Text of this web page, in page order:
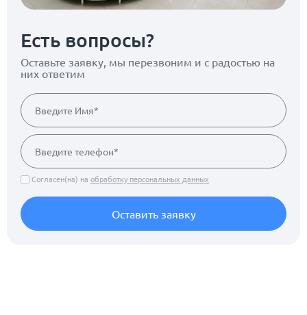
Есть вопросы?
Оставьте заявку, мы перезвоним и с радостью на
них ответим
Согласен(на) на обработку персональных данных
Оставить заявку